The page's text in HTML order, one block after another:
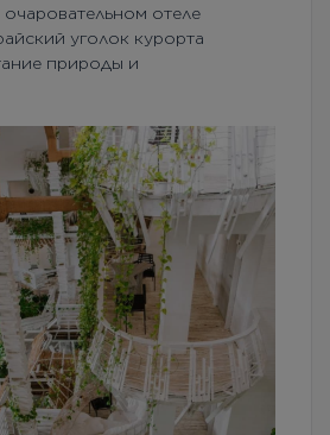
отеле
уголок курорта
природы и